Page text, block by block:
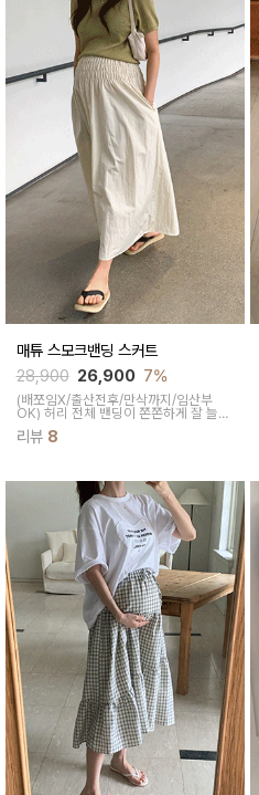
매튜 스모크밴딩 스커트
28,900 26,900 7%
(배쪼임X/출산전후/만삭까지/임산부
OK) 허리 전체 밴딩이 쫀쫀하게 잘 늘어
나 만삭에도 복부를 불편하지 않게 잡아
주고 바스락 원단감으로 매트하게 착용
리뷰 8